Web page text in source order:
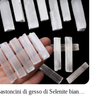
Bastoncini di gesso di Selenite bianco naturale campione minerale Reiki irregolare bacchetta di cristallo di guarigione ciondolo gioielli fai da te che fa pietra